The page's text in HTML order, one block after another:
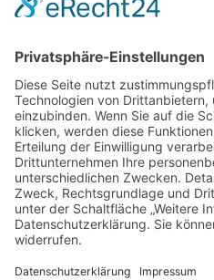
Kontakt
Archiv
Downloads Datenschutz
Datenschutzerklärung
Barrierefreiheitserklärung
Impressum
© Diakonie Libera
Webdesign CARA WEBB